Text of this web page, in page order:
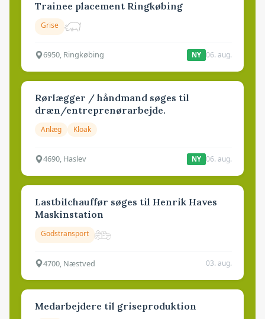
Trainee placement Ringkøbing
Grise
6950, Ringkøbing NY 06. aug.
Rørlægger / håndmand søges til
dræn/entreprenørarbejde.
Anlæg Kloak
4690, Haslev NY 06. aug.
Lastbilchauffør søges til Henrik Haves
Maskinstation
Godstransport
4700, Næstved 03. aug.
Medarbejdere til griseproduktion